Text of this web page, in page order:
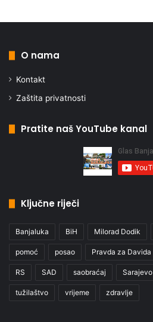
O nama
Kontakt
Zaštita privatnosti
Pratite naš YouTube kanal
Ključne riječi
Banjaluka BiH Milorad Dodik
pomoć posao Pravda za Davida
RS SAD saobraćaj Sarajevo
tužilaštvo vrijeme zdravlje